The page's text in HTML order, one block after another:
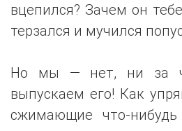
вцепился? Зачем он
терзался и мучился
Но мы — нет, ни за
выпускаем его! Как
сжимающие что-